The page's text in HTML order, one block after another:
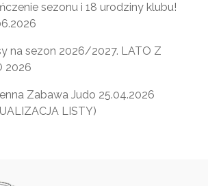
sezonu i 18 urodziny klubu!
na sezon 2026/2027. LATO Z
2026
Zabawa Judo 25.04.2026
LISTY)